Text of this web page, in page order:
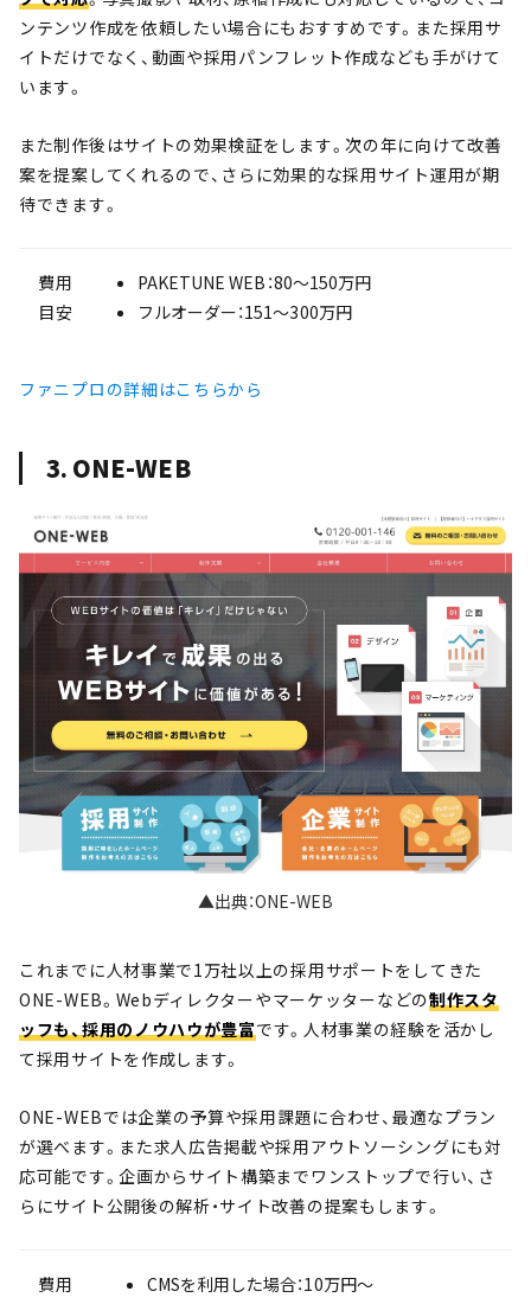
ンテンツ作成を依頼したい場合にもおすすめです。また採用サ
イトだけでなく、動画や採用パンフレット作成なども手がけて
います。
また制作後はサイトの効果検証をします。次の年に向けて改善
案を提案してくれるので、さらに効果的な採用サイト運用が期
待できます。
費用
目安
PAKETUNE WEB：80〜150万円
フルオーダー：151〜300万円
ファニプロの詳細はこちらから
3. ONE-WEB
▲出典：ONE-WEB
これまでに人材事業で1万社以上の採用サポートをしてきた
ONE-WEB。Webディレクターやマーケッターなどの制作スタ
ッフも、採用のノウハウが豊富です。人材事業の経験を活かし
て採用サイトを作成します。
ONE-WEBでは企業の予算や採用課題に合わせ、最適なプラン
が選べます。また求人広告掲載や採用アウトソーシングにも対
応可能です。企画からサイト構築までワンストップで行い、さ
らにサイト公開後の解析・サイト改善の提案もします。
費用
CMSを利用した場合：10万円〜